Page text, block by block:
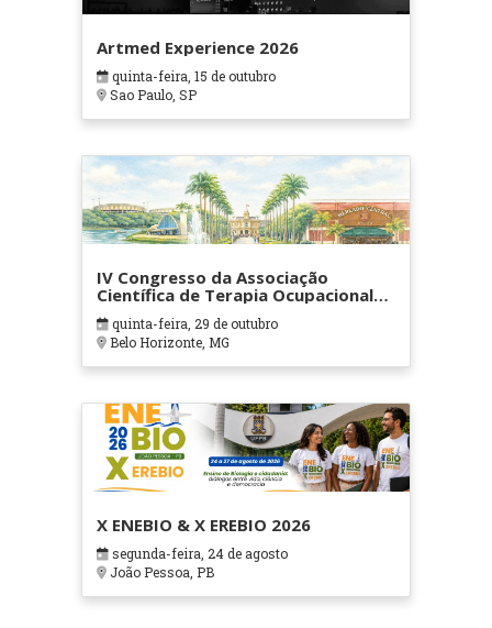
Artmed Experience 2026
quinta-feira, 15 de outubro
Sao Paulo, SP
IV Congresso da Associação
Científica de Terapia Ocupacional
em Contextos Hospitalares e
Cuidados Paliativos - ATOHOSP
quinta-feira, 29 de outubro
Belo Horizonte, MG
X ENEBIO & X EREBIO 2026
segunda-feira, 24 de agosto
João Pessoa, PB